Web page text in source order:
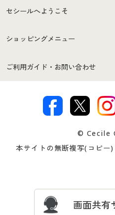
セシールへようこそ
はじめての方へ
セシールご利用規約
著作権・商標について
ショッピングメニュー
商品カテゴリ
プレゼント＆キャンペーン
ご利用ガイド・お問い合わせ
交換・返品は
ついて
© Cecile
本サイトの無断複写(コピー)
画面共有